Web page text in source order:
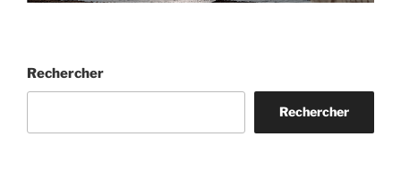
Rechercher
Rechercher